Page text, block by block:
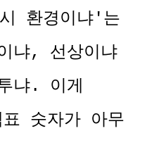
환경이냐'는
냐, 선상이냐
냐. 이게
숫자가 아무